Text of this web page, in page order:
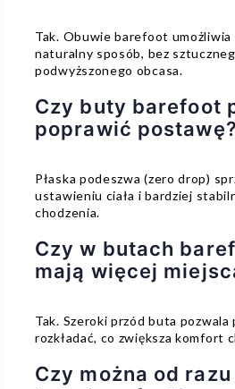
Tak. Obuwie barefoot
naturalny sposób, bez
podwyższonego obcasa.
Czy buty barefoot
poprawić postawę?
Płaska podeszwa (zero drop)
ustawieniu ciała i bardziej
chodzenia.
Czy w butach
mają więcej
Tak. Szeroki przód buta
rozkładać, co zwiększa komfort
Czy można od